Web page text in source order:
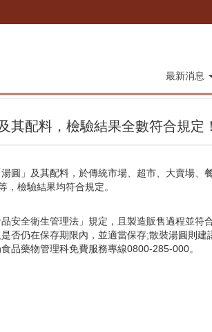
最新消息
其配料，檢驗結果全數符合規定！
圓」及其配料，於傳統市場、超市、大賣場
檢驗結果均符合規定。
安全衛生管理法」規定，且製造販售過程並
否仍在保存期限內，並適當保存;散裝湯圓則
品藥物管理科免費服務專線0800-285-000。